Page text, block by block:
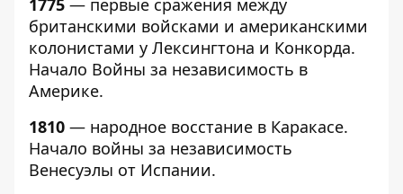
1775 — первые сражения между
британскими войсками и американскими
колонистами у Лексингтона и Конкорда.
Начало Войны за независимость в
Америке.
1810 — народное восстание в Каракасе.
Начало войны за независимость
Венесуэлы от Испании.